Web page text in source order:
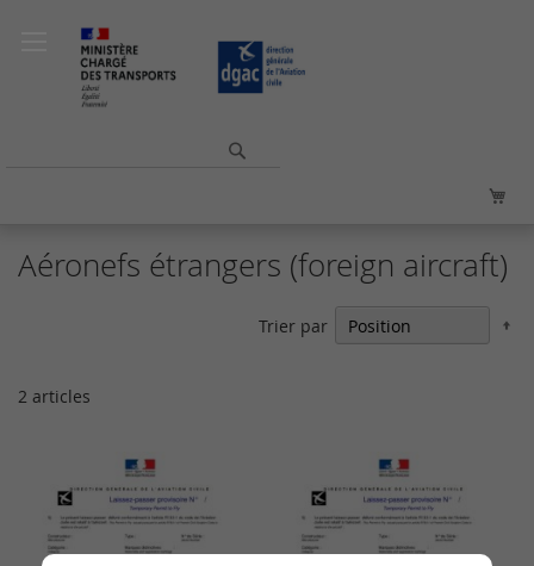
contenu
Aéronefs étrangers (foreign aircraft)
2 articles
Trier par